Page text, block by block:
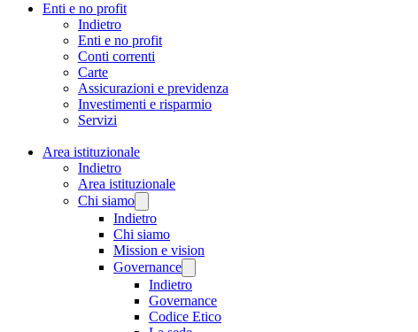
Enti e no profit
Indietro
Enti e no profit
Conti correnti
Carte
Assicurazioni e previdenza
Investimenti e risparmio
Servizi
Area istituzionale
Indietro
Area istituzionale
Chi siamo
Indietro
Chi siamo
Mission e vision
Governance
Indietro
Governance
Codice Etico